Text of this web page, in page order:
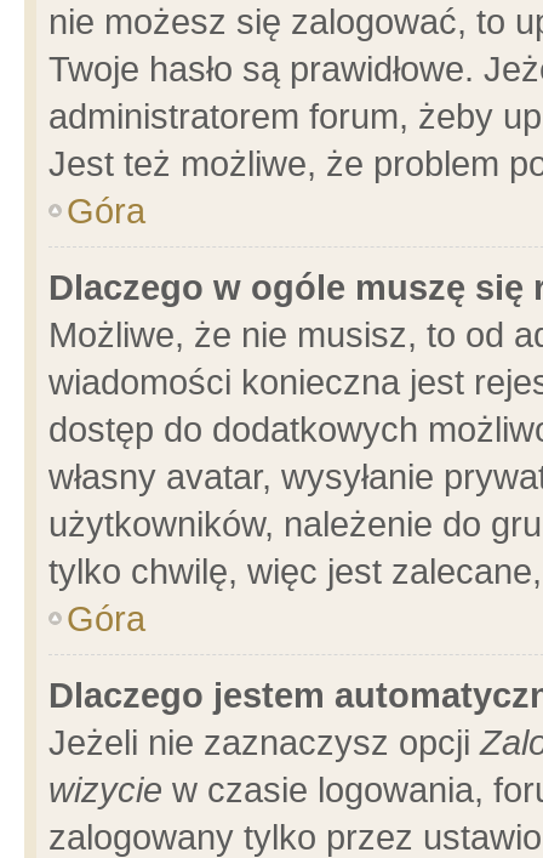
nie możesz się zalogować, to
Twoje hasło są prawidłowe.
administratorem forum, żeby
Jest też możliwe, że problem
Góra
Dlaczego w ogóle muszę się
Możliwe, że nie musisz, to od
wiadomości konieczna jest
dostęp do dodatkowych
własny avatar, wysyłanie
użytkowników, należenie do
tylko chwilę, więc jest
Góra
Dlaczego jestem
Jeżeli nie zaznaczysz opcji
wizycie w czasie logowania,
zalogowany tylko przez